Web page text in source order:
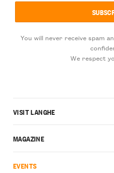
You will never receive spam
We respect
VISIT LANGHE
MAGAZINE
EVENTS